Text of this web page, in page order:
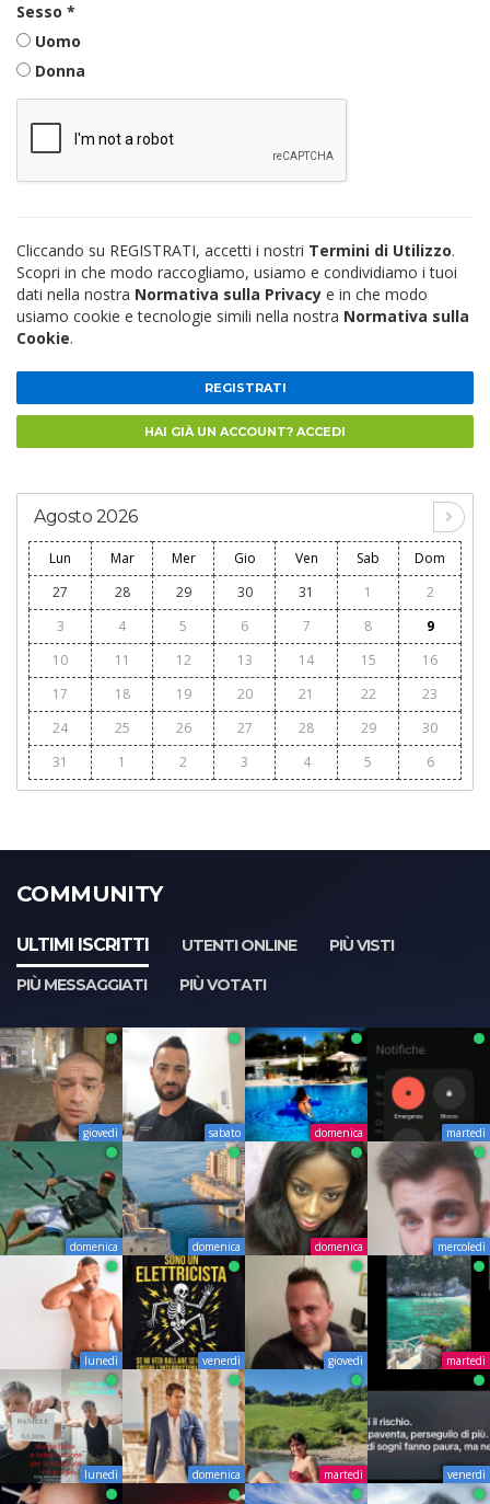
Sesso *
Uomo
Donna
Cliccando su REGISTRATI, accetti i nostri Termini di Utilizzo.
Scopri in che modo raccogliamo, usiamo e condividiamo i tuoi
dati nella nostra Normativa sulla Privacy e in che modo
usiamo cookie e tecnologie simili nella nostra Normativa sulla
Cookie.
HAI GIÀ UN ACCOUNT? ACCEDI
Agosto 2026
Lun Mar Mer Gio Ven Sab
Dom
27
28 29 30 31 1
2
3
4 5 6 7 8
9
10
11 12 13 14 15
16
17
18 19 20 21 22
23
24
25 26 27 28 29
30
31
1 2 3 4 5 6
COMMUNITY
ULTIMI ISCRITTI UTENTI ONLINE
PIÙ VISTI
PIÙ MESSAGGIATI
PIÙ VOTATI
giovedì sabato domenica martedì
domenica domenica domenica mercoledì
lunedì venerdì giovedì martedì
lunedì domenica martedì venerdì